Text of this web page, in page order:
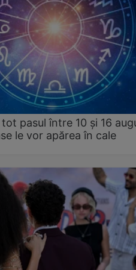
pasul între 10 și 16
le vor apărea în cale